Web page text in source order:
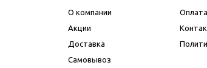
О компании
Акции
Доставка
Самовывоз
Оплата